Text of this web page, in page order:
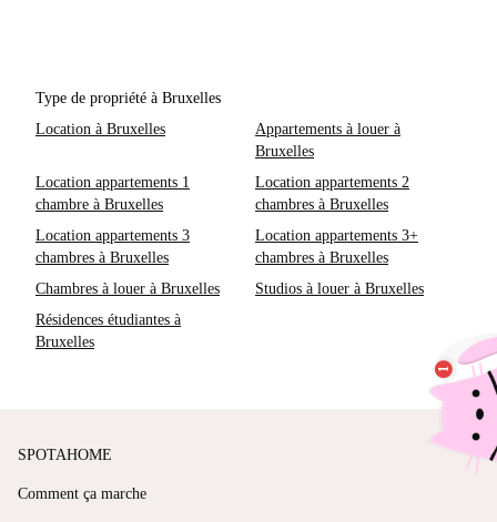
Type de propriété à Bruxelles
Location à Bruxelles
Appartements à louer à
Bruxelles
Location appartements 1
chambre à Bruxelles
Location appartements 2
chambres à Bruxelles
Location appartements 3
chambres à Bruxelles
Location appartements 3+
chambres à Bruxelles
Chambres à louer à Bruxelles
Studios à louer à Bruxelles
Résidences étudiantes à
Bruxelles
SPOTAHOME
Comment ça marche